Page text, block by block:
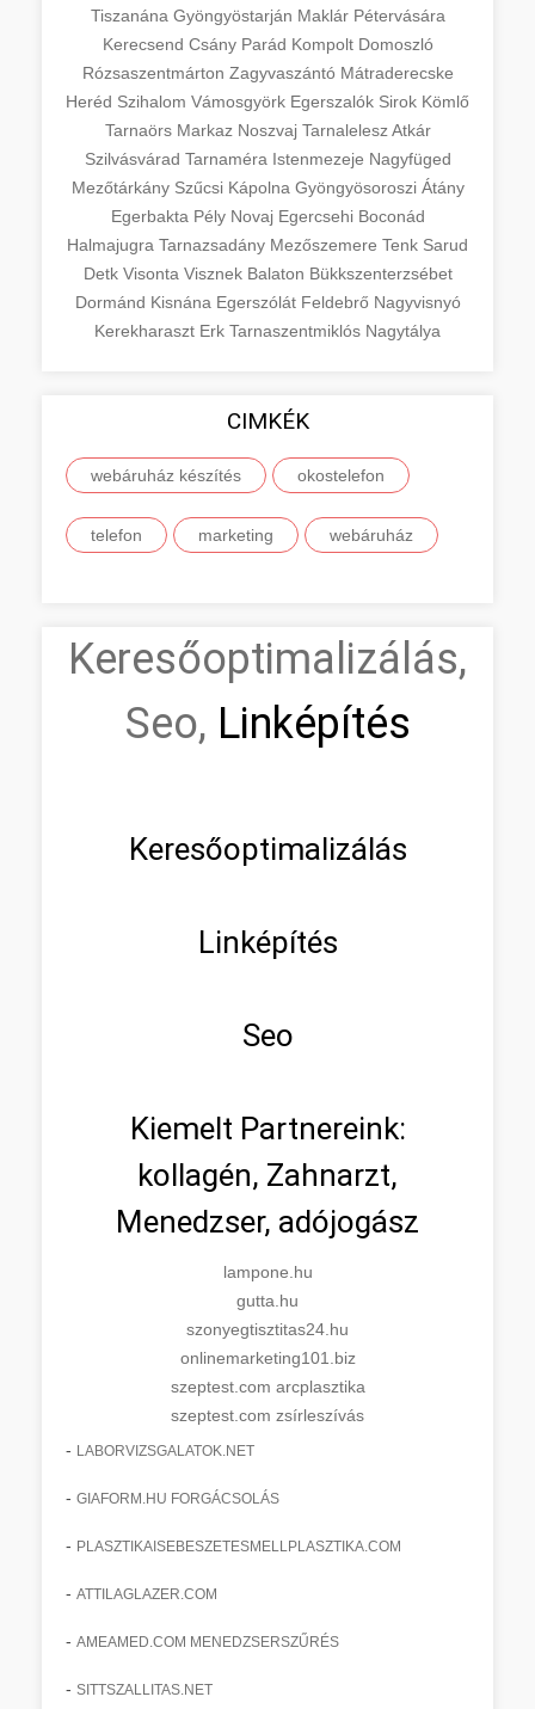
Tiszanána Gyöngyöstarján Maklár Pétervására
Kerecsend Csány Parád Kompolt Domoszló
Rózsaszentmárton Zagyvaszántó Mátraderecske
Heréd Szihalom Vámosgyörk Egerszalók Sirok Kömlő
Tarnaörs Markaz Noszvaj Tarnalelesz Atkár
Szilvásvárad Tarnaméra Istenmezeje Nagyfüged
Mezőtárkány Szűcsi Kápolna Gyöngyösoroszi Átány
Egerbakta Pély Novaj Egercsehi Boconád
Halmajugra Tarnazsadány Mezőszemere Tenk Sarud
Detk Visonta Visznek Balaton Bükkszenterzsébet
Dormánd Kisnána Egerszólát Feldebrő Nagyvisnyó
Kerekharaszt Erk Tarnaszentmiklós Nagytálya
CIMKÉK
webáruház készítés okostelefon
telefon marketing webáruház
Keresőoptimalizálás,
Seo, Linképítés
Keresőoptimalizálás
Linképítés
Seo
Kiemelt Partnereink:
kollagén, Zahnarzt,
Menedzser, adójogász
lampone.hu
gutta.hu
szonyegtisztitas24.hu
onlinemarketing101.biz
szeptest.com arcplasztika
szeptest.com zsírleszívás
- LABORVIZSGALATOK.NET
- GIAFORM.HU FORGÁCSOLÁS
- PLASZTIKAISEBESZETESMELLPLASZTIKA.COM
- ATTILAGLAZER.COM
- AMEAMED.COM MENEDZSERSZŰRÉS
- SITTSZALLITAS.NET